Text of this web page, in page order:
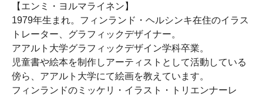
【エンミ・ヨルマライネン】
1979年生まれ。フィンランド・ヘルシンキ在住のイラス
トレーター、グラフィックデザイナー。
アアルト大学グラフィックデザイン学科卒業。
児童書や絵本を制作しアーティストとして活動している
傍ら、アアルト大学にて絵画を教えています。
フィンランドのミッケリ・イラスト・トリエンナーレ